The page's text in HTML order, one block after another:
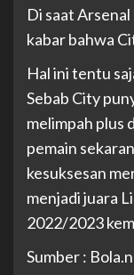
Di saat
kabar bahwa
Hal ini tentu
Sebab City
melimpah plus
pemain
kesuksesan
menjadi juara
2022/2023
Sumber :